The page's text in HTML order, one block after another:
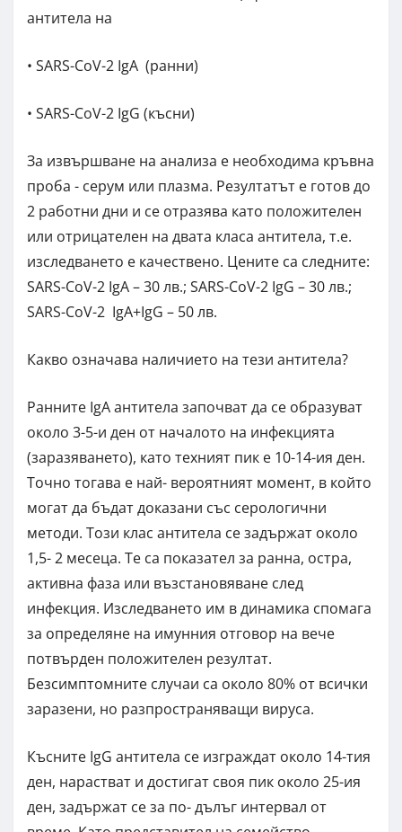
антитела на
• SARS-CoV-2 IgA (ранни)
• SARS-CoV-2 IgG (късни)
За извършване на анализа е необходима кръвна
проба - серум или плазма. Резултатът е готов до
2 работни дни и се отразява като положителен
или отрицателен на двата класа антитела, т.е.
изследването е качествено. Цените са следните:
SARS-CoV-2 IgA – 30 лв.; SARS-CoV-2 IgG – 30 лв.;
SARS-CoV-2 IgA+IgG – 50 лв.
Какво означава наличието на тези антитела?
Ранните IgA антитела започват да се образуват
около 3-5-и ден от началото на инфекцията
(заразяването), като техният пик е 10-14-ия ден.
Точно тогава е най- вероятният момент, в който
могат да бъдат доказани със серологични
методи. Този клас антитела се задържат около
1,5- 2 месеца. Те са показател за ранна, остра,
активна фаза или възстановяване след
инфекция. Изследването им в динамика спомага
за определяне на имунния отговор на вече
потвърден положителен резултат.
Безсимптомните случаи са около 80% от всички
заразени, но разпространяващи вируса.
Късните IgG антитела се изграждат около 14-тия
ден, нарастват и достигат своя пик около 25-ия
ден, задържат се за по- дълъг интервал от